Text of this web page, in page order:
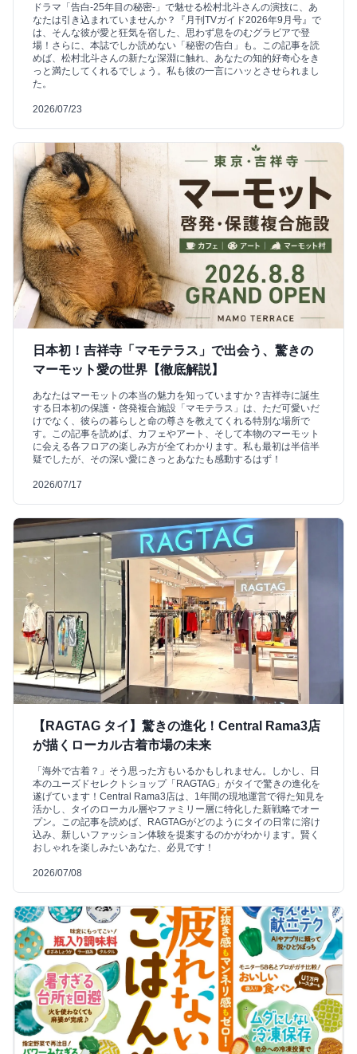
ドラマ「告白-25年目の秘密-」で魅せる松村北斗さんの演技に、あ
なたは引き込まれていませんか？『月刊TVガイド2026年9月号』で
は、そんな彼が愛と狂気を宿した、思わず息をのむグラビアで登
場！さらに、本誌でしか読めない「秘密の告白」も。この記事を読
めば、松村北斗さんの新たな深淵に触れ、あなたの知的好奇心をき
っと満たしてくれるでしょう。私も彼の一言にハッとさせられまし
た。
2026/07/23
日本初！吉祥寺「マモテラス」で出会う、驚きの
マーモット愛の世界【徹底解説】
あなたはマーモットの本当の魅力を知っていますか？吉祥寺に誕生
する日本初の保護・啓発複合施設「マモテラス」は、ただ可愛いだ
けでなく、彼らの暮らしと命の尊さを教えてくれる特別な場所で
す。この記事を読めば、カフェやアート、そして本物のマーモット
に会える各フロアの楽しみ方が全てわかります。私も最初は半信半
疑でしたが、その深い愛にきっとあなたも感動するはず！
2026/07/17
【RAGTAG タイ】驚きの進化！Central Rama3店
が描くローカル古着市場の未来
「海外で古着？」そう思った方もいるかもしれません。しかし、日
本のユーズドセレクトショップ「RAGTAG」がタイで驚きの進化を
遂げています！Central Rama3店は、1年間の現地運営で得た知見を
活かし、タイのローカル層やファミリー層に特化した新戦略でオー
プン。この記事を読めば、RAGTAGがどのようにタイの日常に溶け
込み、新しいファッション体験を提案するのかがわかります。賢く
おしゃれを楽しみたいあなた、必見です！
2026/07/08